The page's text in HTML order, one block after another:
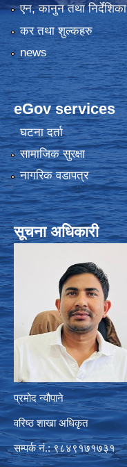
एन, कानुन तथा निर्देशिका
कर तथा शुल्कहरु
news
eGov services
घटना दर्ता
सामाजिक सुरक्षा
नागरिक वडापत्र
सूचना अधिकारी
प्रमोद न्यौपाने
वरिष्ठ शाखा अधिकृत
सम्पर्क नं.: ९८४९१७१७३१